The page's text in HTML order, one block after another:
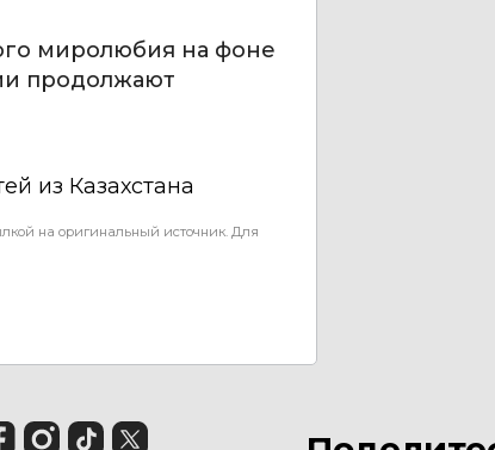
миролюбия на фоне
продолжают
из Казахстана
на оригинальный источник. Для